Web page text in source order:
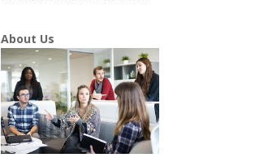
About Us